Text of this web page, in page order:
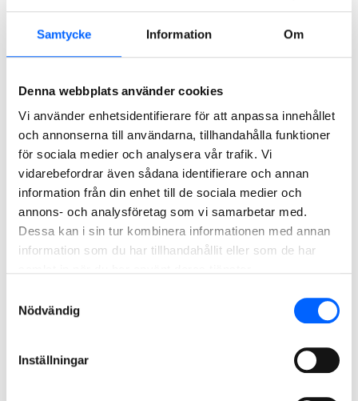
Samtycke Information Om
Denna webbplats använder cookies
Vi använder enhetsidentifierare för att anpassa innehållet
och annonserna till användarna, tillhandahålla funktioner
för sociala medier och analysera vår trafik. Vi
vidarebefordrar även sådana identifierare och annan
information från din enhet till de sociala medier och
annons- och analysföretag som vi samarbetar med.
Dessa kan i sin tur kombinera informationen med annan
information som du har tillhandahållit eller som de har
Nödvändig
Inställningar
Hyresrätter Västerbro Lund
På uppdrag av Dommura Properties AB bygger NCC 185
lägenheter i stadsdelen Västerbro i centrala Lund.